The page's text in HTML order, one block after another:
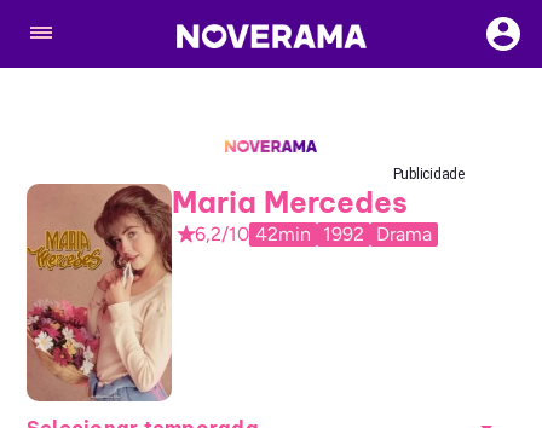
Publicidade
Maria Mercedes
6,2/10 42min 1992 Drama